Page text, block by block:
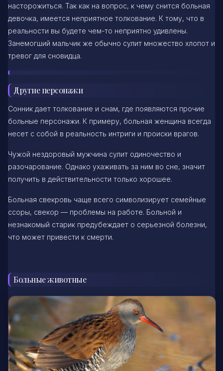
насторожиться. Так как на вопрос, к чему снится больная
девочка, имеется неприятное толкование. К тому, что в
реальности вы будете чем-то неприятно удивлены.
Занемогший мальчик же обычно сулит множество хлопот и
тревог для сновидца.
Другие персонажи
Сонник дает толкование и снам, где появляются прочие
больные персонажи. К примеру, больная женщина всегда
несет с собой в реальность интриги и происки врагов.
Чужой нездоровый мужчина сулит одиночество и
разочарование. Однако ухаживать за ним во сне, значит
получить в действительности только хорошее.
Больная свекровь чаще всего символизирует семейные
ссоры, свекор — проблемы на работе. Больной и
незнакомый старик предубеждает о серьезной болезни,
что может привести к смерти.
Больные животные